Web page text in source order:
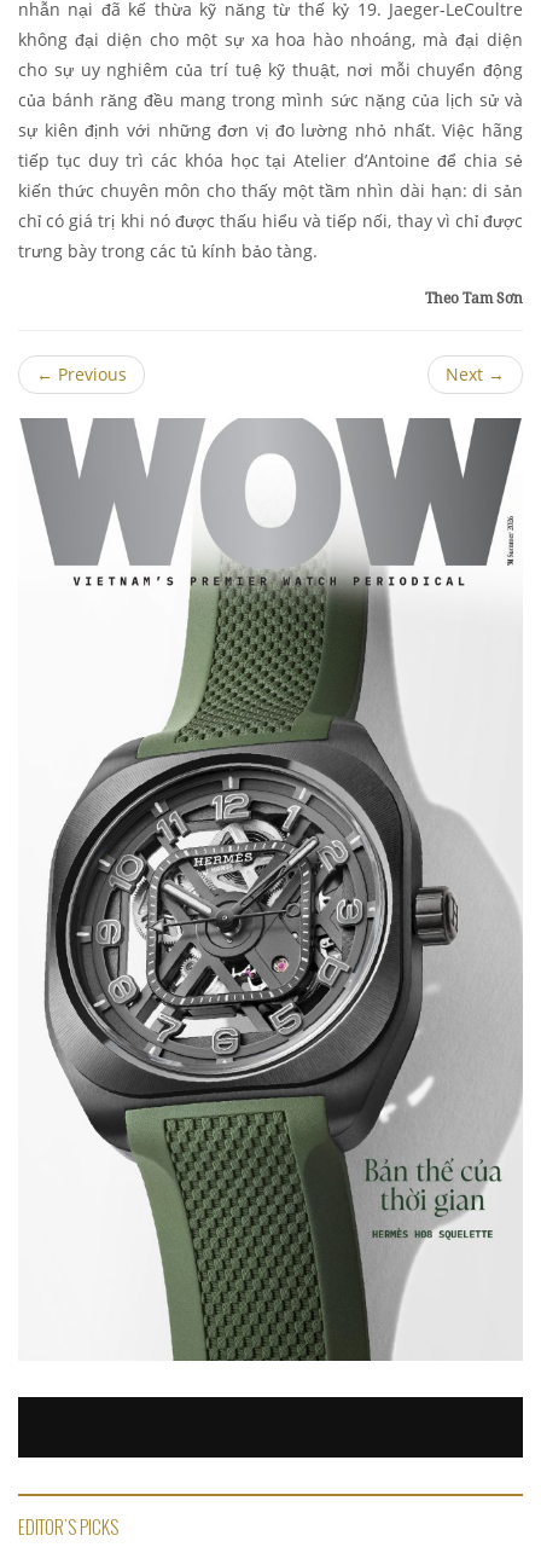
nhẫn nại đã kế thừa kỹ năng từ thế kỷ 19. Jaeger-LeCoultre
không đại diện cho một sự xa hoa hào nhoáng, mà đại diện
cho sự uy nghiêm của trí tuệ kỹ thuật, nơi mỗi chuyển động
của bánh răng đều mang trong mình sức nặng của lịch sử và
sự kiên định với những đơn vị đo lường nhỏ nhất. Việc hãng
tiếp tục duy trì các khóa học tại Atelier d’Antoine để chia sẻ
kiến thức chuyên môn cho thấy một tầm nhìn dài hạn: di sản
chỉ có giá trị khi nó được thấu hiểu và tiếp nối, thay vì chỉ được
trưng bày trong các tủ kính bảo tàng.
Theo Tam Sơn
← Previous Next →
EDITOR'S PICKS